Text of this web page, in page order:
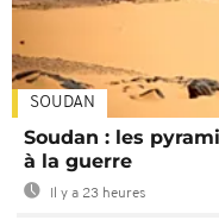
SOUDAN
Soudan : les
à la guerre
Il y a 23 heures